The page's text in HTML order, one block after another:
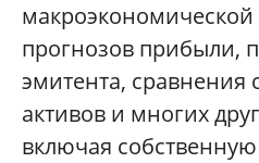
макроэкономической
прогнозов прибыли,
эмитента, сравнения
активов и многих
включая